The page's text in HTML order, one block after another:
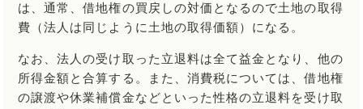
は、通常、借地権の買戻しの対価となるので土地の取得
費（法人は同じように土地の取得価額）になる。
なお、法人の受け取った立退料は全て益金となり、他の
所得金額と合算する。また、消費税については、借地権
の譲渡や休業補償金などといった性格の立退料を受け取